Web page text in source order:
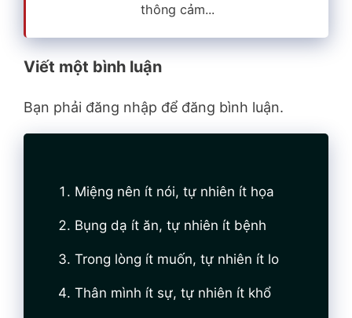
thông cảm...
Viết một bình luận
Bạn phải đăng nhập để đăng bình luận.
Miệng nên ít nói, tự nhiên ít họa
Bụng dạ ít ăn, tự nhiên ít bệnh
Trong lòng ít muốn, tự nhiên ít lo
Thân mình ít sự, tự nhiên ít khổ